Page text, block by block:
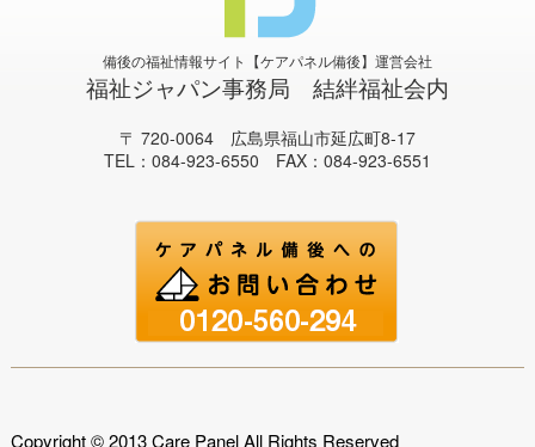
備後の福祉情報サイト【ケアパネル備後】運営会社
福祉ジャパン事務局 結絆福祉会内
〒 720-0064 広島県福山市延広町8-17
TEL：084-923-6550 FAX：084-923-6551
Copyright © 2013 Care Panel All Rights Reserved